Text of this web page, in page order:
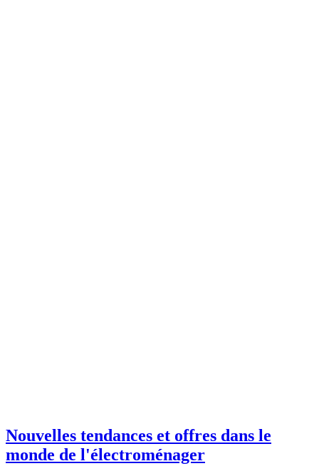
Nouvelles tendances et offres dans le
monde de l'électroménager